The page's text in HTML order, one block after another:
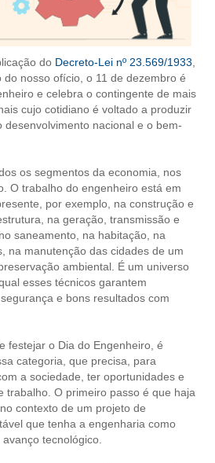
E DISSÍDIOS
OU ANUIDADE DE SÓCIO
URBANA
DE ÉTICA
do Decreto-Lei nº 23.569/1933
nosso ofício, o 11 de dezembro é
e celebra o contingente de mais
cujo cotidiano é voltado a produzir
desenvolvimento nacional e o bem-
os segmentos da economia, nos
O trabalho do engenheiro está em
por exemplo, na construção e
na geração, transmissão e
saneamento, na habitação, na
na manutenção das cidades de um
ambiental. É um universo
esses técnicos garantem
e bons resultados com
festejar o Dia do Engenheiro, é
categoria, que precisa, para
a sociedade, ter oportunidades e
trabalho. O primeiro passo é que haja
contexto de um projeto de
que tenha a engenharia como
tecnológico.